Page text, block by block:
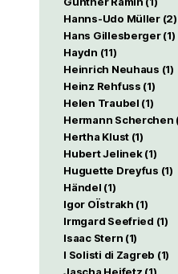
Hanns-Udo Müller(2)
Hans Gillesberger(1)
Haydn (11)
Heinrich Neuhaus (1)
Heinz Rehfuss (1)
Helen Traubel (1)
Hermann Scherchen
Hertha Klust(1)
Hubert Jelinek(1)
Huguette Dreyfus (1)
Händel (1)
Igor OÏstrakh (1)
Irmgard Seefried (1)
Isaac Stern (1)
I Solisti di Zagreb (1)